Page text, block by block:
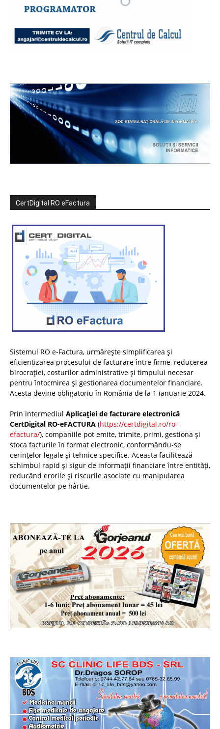
CertDigital RO eFactura
Sistemul RO e-Factura, urmărește simplificarea și
eficientizarea procesului de facturare între firme, reducerea
birocrației, costurilor administrative și timpului necesar
pentru întocmirea și gestionarea documentelor financiare.
Acesta devine obligatoriu în România de la 1 ianuarie 2024.
Prin intermediul Aplicației de facturare electronică
CertDigital RO-eFACTURA (https://certdigital.ro/ro-
efactura/), companiile pot emite, trimite, primi, gestiona și
stoca facturile în format electronic, conformându-se
cerințelor legale și tehnice specifice. Aceasta facilitează
schimbul rapid și sigur de informații financiare între entități,
reducând erorile și riscurile asociate cu manipularea
documentelor pe hârtie.